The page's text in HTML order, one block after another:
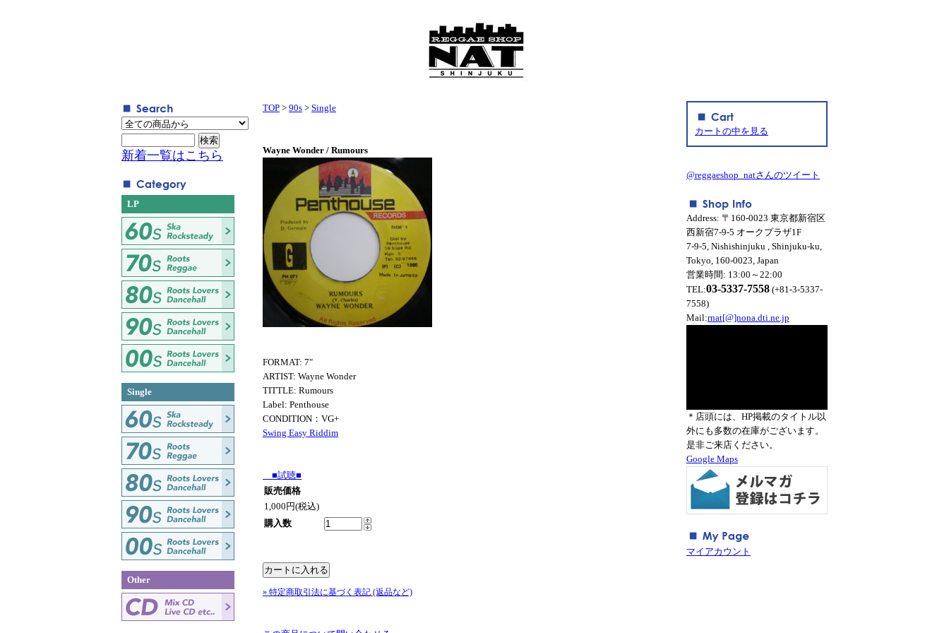
TOP > 90s > Single
Wayne Wonder / Rumours
FORMAT: 7"
ARTIST: Wayne Wonder
TITTLE: Rumours
Label: Penthouse
CONDITION：VG+
Swing Easy Riddim
■試聴■
販売価格
1,000円(税込)
購入数
» 特定商取引法に基づく表記 (返品など)
新着一覧はこちら
LP
Single
Other
カートの中を見る
@reggaeshop_natさんのツイート
Address: 〒160-0023 東京都新宿区
西新宿7-9-5 オークプラザ1F
7-9-5, Nishishinjuku , Shinjuku-ku,
Tokyo, 160-0023, Japan
営業時間: 13:00～22:00
TEL:03-5337-7558 (+81-3-5337-
7558)
Mail:rnat[@]nona.dti.ne.jp
＊店頭には、HP掲載のタイトル以
外にも多数の在庫がございます。
是非ご来店ください。
Google Maps
マイアカウント